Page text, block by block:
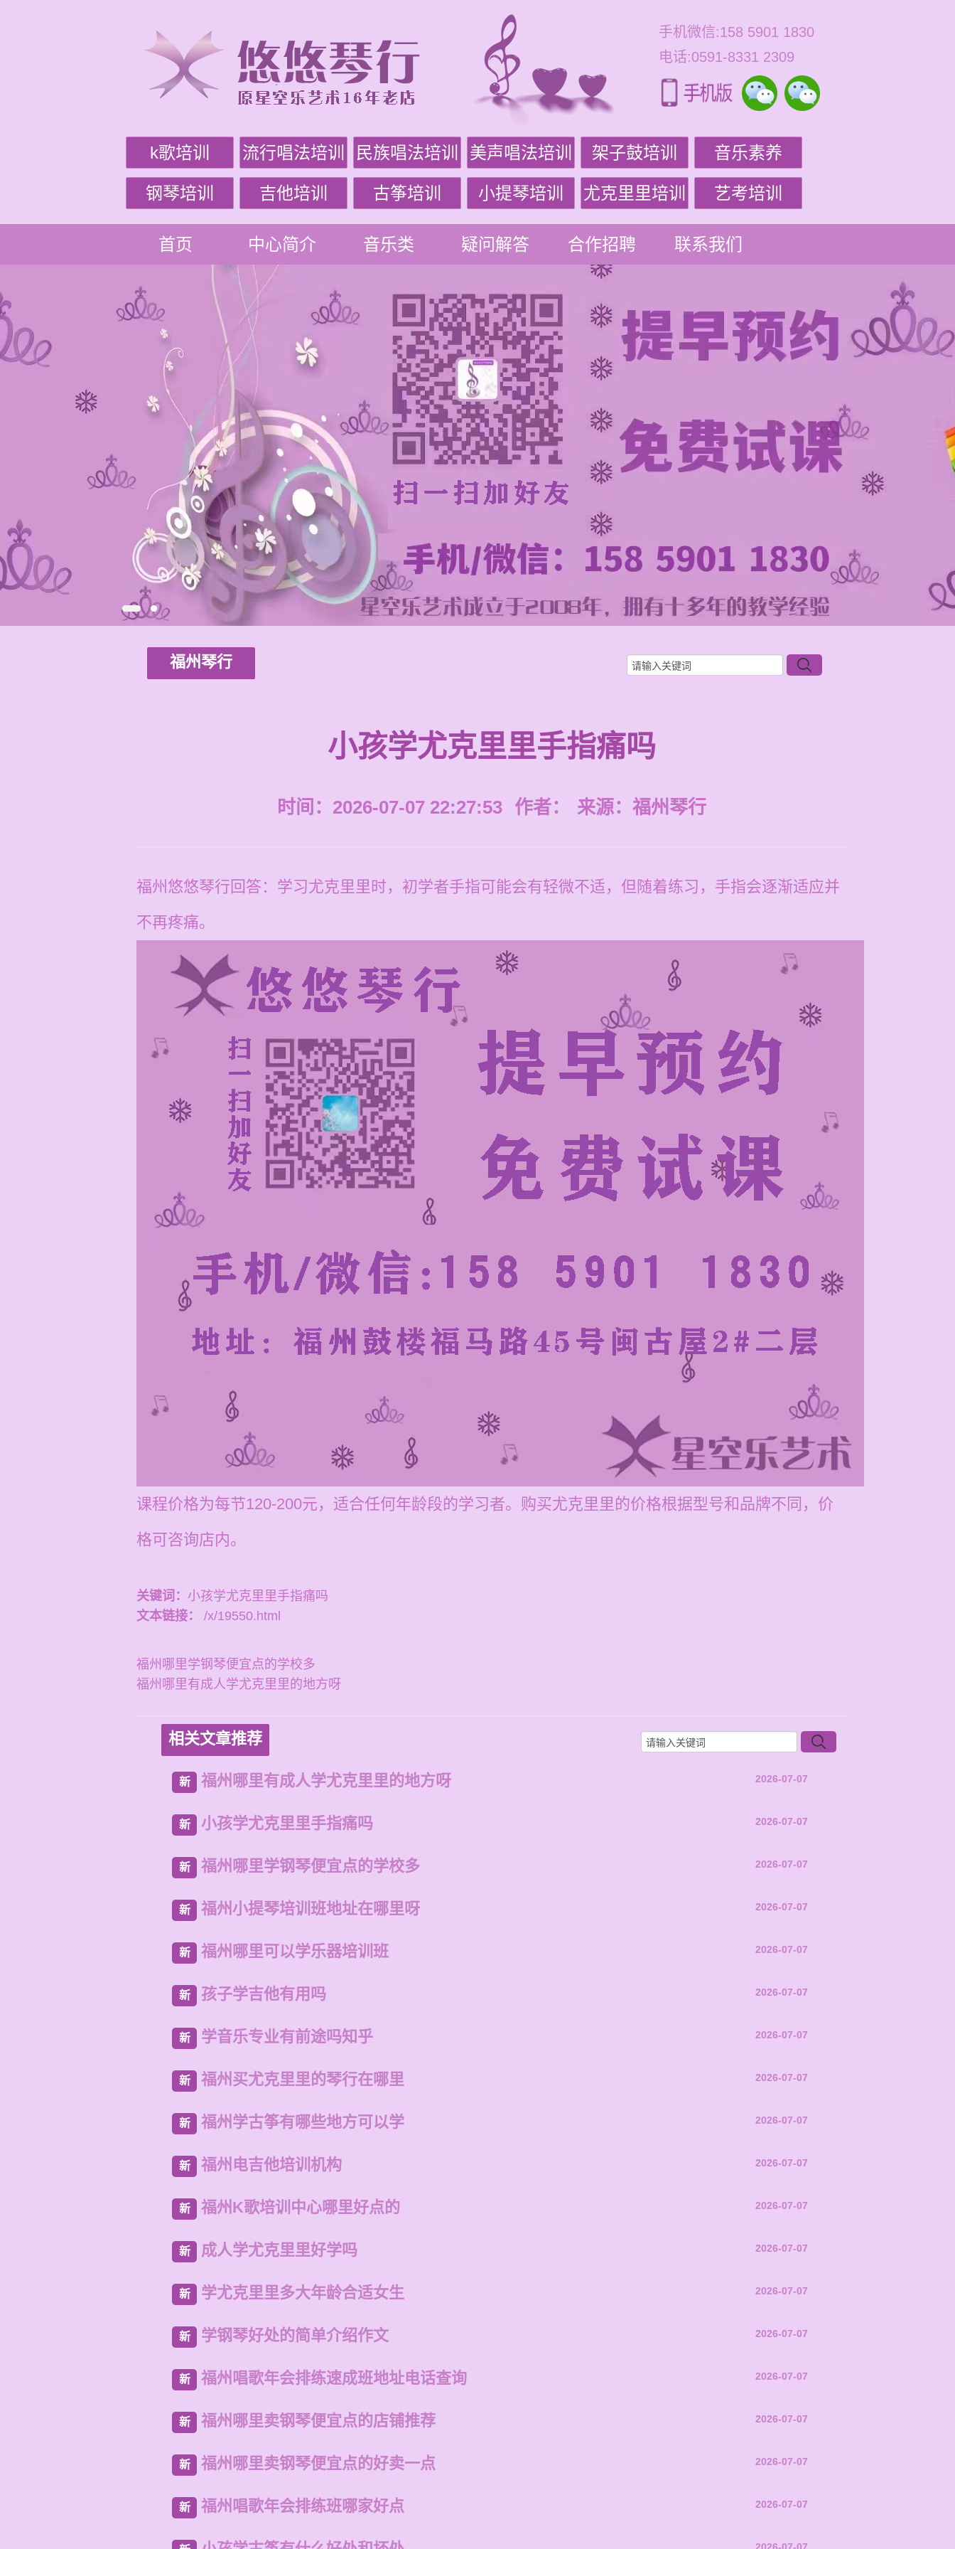
手机微信:158 5901 1830
电话:0591-8331 2309
k歌培训 流行唱法培训 民族唱法培训 美声唱法培训 架子鼓培训 音乐素养
钢琴培训 吉他培训 古筝培训 小提琴培训 尤克里里培训 艺考培训
首页 中心简介 音乐类 疑问解答 合作招聘 联系我们
福州琴行
小孩学尤克里里手指痛吗
时间：2026-07-07 22:27:53 作者： 来源： 福州琴行
福州悠悠琴行回答：学习尤克里里时，初学者手指可能会有轻微不适，但随着练习，手指会逐渐适应并
不再疼痛。
课程价格为每节120-200元，适合任何年龄段的学习者。购买尤克里里的价格根据型号和品牌不同，价
格可咨询店内。
关键词： 小孩学尤克里里手指痛吗
文本链接：
/x/19550.html
福州哪里学钢琴便宜点的学校多
福州哪里有成人学尤克里里的地方呀
相关文章推荐
新 福州哪里有成人学尤克里里的地方呀 2026-07-07
新 小孩学尤克里里手指痛吗 2026-07-07
新 福州哪里学钢琴便宜点的学校多 2026-07-07
新 福州小提琴培训班地址在哪里呀 2026-07-07
新 福州哪里可以学乐器培训班 2026-07-07
新 孩子学吉他有用吗 2026-07-07
新 学音乐专业有前途吗知乎 2026-07-07
新 福州买尤克里里的琴行在哪里 2026-07-07
新 福州学古筝有哪些地方可以学 2026-07-07
新 福州电吉他培训机构 2026-07-07
新 福州K歌培训中心哪里好点的 2026-07-07
新 成人学尤克里里好学吗 2026-07-07
新 学尤克里里多大年龄合适女生 2026-07-07
新 学钢琴好处的简单介绍作文 2026-07-07
新 福州唱歌年会排练速成班地址电话查询 2026-07-07
新 福州哪里卖钢琴便宜点的店铺推荐 2026-07-07
新 福州哪里卖钢琴便宜点的好卖一点 2026-07-07
新 福州唱歌年会排练班哪家好点 2026-07-07